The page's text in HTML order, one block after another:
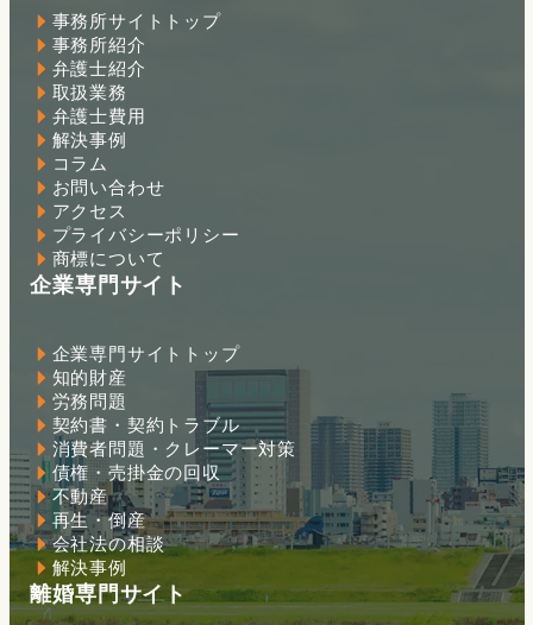
事務所サイトトップ
事務所紹介
弁護士紹介
取扱業務
弁護士費用
解決事例
コラム
お問い合わせ
アクセス
プライバシーポリシー
商標について
企業専門サイト
企業専門サイトトップ
知的財産
労務問題
契約書・契約トラブル
消費者問題・クレーマー対策
債権・売掛金の回収
不動産
再生・倒産
会社法の相談
解決事例
離婚専門サイト